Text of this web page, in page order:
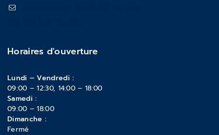
Horaires d'ouverture
Lundi – Vendredi :
09:00 – 12:30, 14:00 – 18:00
Samedi :
09:00 – 18:00
Dimanche :
Fermé